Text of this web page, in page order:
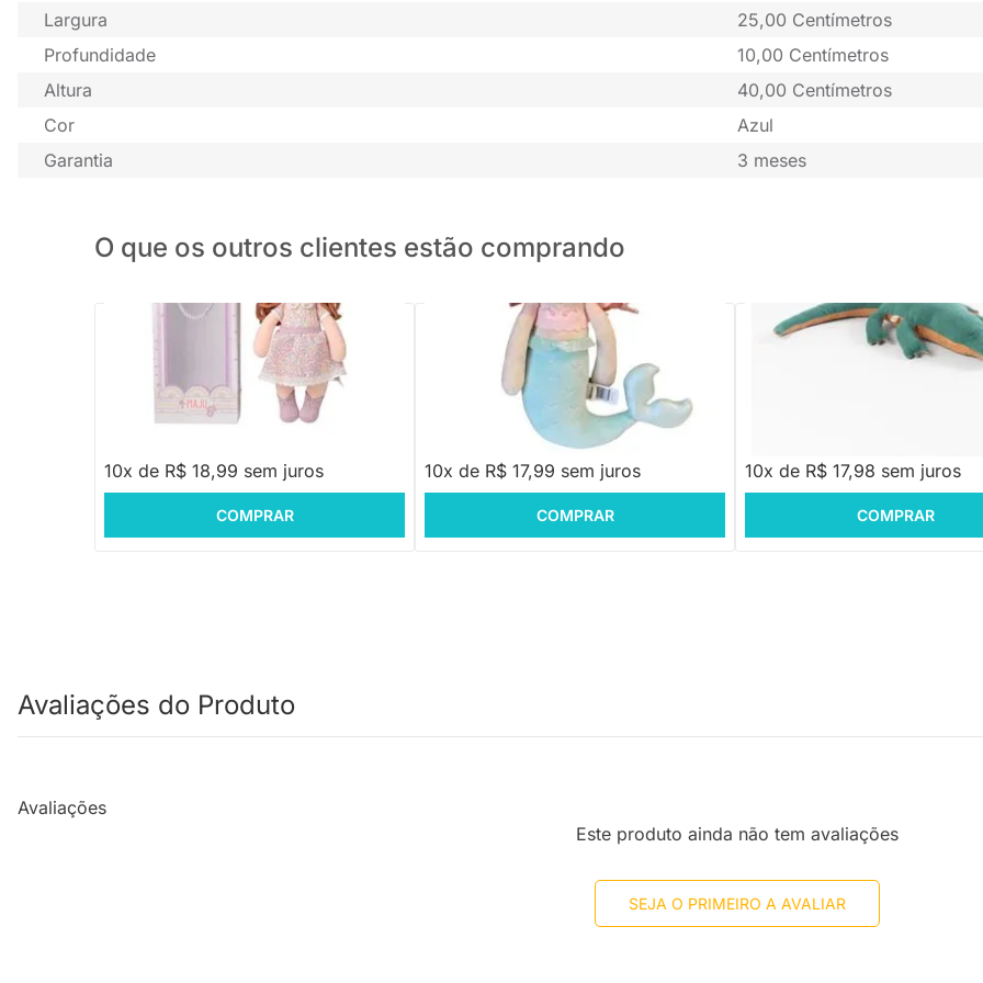
Largura
25,00 Centímetros
Profundidade
10,00 Centímetros
Altura
40,00 Centímetros
Cor
Azul
Garantia
3 meses
O que os outros clientes estão comprando
PRONTA ENTREGA
Boneca Angela Maju - 33cm
10x de R$ 18,99 sem juros
COMPRAR
PRONTA ENTREGA
Boneca Metoo Angela Sereia Perola
33cm - 5363
10x de R$ 17,99 sem juros
COMPRAR
PRONTA ENTREGA
Boneco Jacaré Luca Verde e
10x de R$ 17,98 sem juros
COMPRAR
Avaliações do Produto
Avaliações
Este produto ainda não tem avaliações
SEJA O PRIMEIRO A AVALIAR